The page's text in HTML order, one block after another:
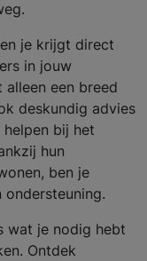
je krijgt direct
in jouw
een breed
deskundig advies
bij het
hun
ben je
wat je nodig hebt
Ontdek